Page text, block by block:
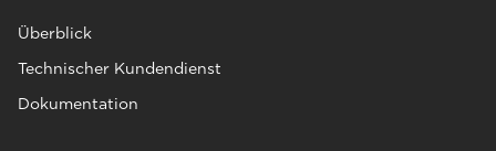
Überblick
Technischer Kundendienst
Dokumentation